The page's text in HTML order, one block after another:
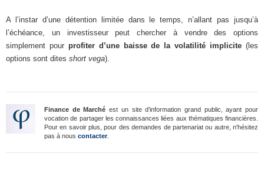
A l’instar d’une détention limitée dans le temps, n’allant pas jusqu’à
l’échéance, un investisseur peut chercher à vendre des options
simplement pour profiter d’une baisse de la volatilité implicite (les
options sont dites short vega).
Finance de Marché est un site d’information grand public, ayant pour
vocation de partager les connaissances liées aux thématiques financières.
Pour en savoir plus, pour des demandes de partenariat ou autre, n'hésitez
pas à nous contacter.